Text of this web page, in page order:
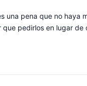
una pena que no haya
pedirlos en lugar